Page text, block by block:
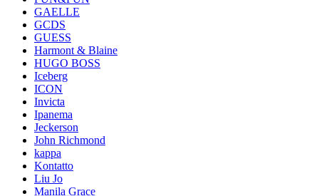
GAELLE
GCDS
GUESS
Harmont & Blaine
HUGO BOSS
Iceberg
ICON
Invicta
Ipanema
Jeckerson
John Richmond
kappa
Kontatto
Liu Jo
Manila Grace